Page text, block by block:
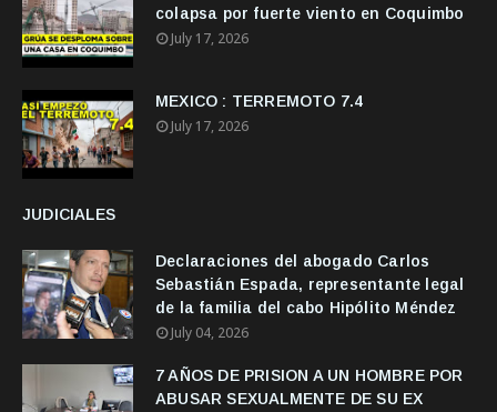
colapsa por fuerte viento en Coquimbo
July 17, 2026
MEXICO : TERREMOTO 7.4
July 17, 2026
JUDICIALES
Declaraciones del abogado Carlos
Sebastián Espada, representante legal
de la familia del cabo Hipólito Méndez
July 04, 2026
7 AÑOS DE PRISION A UN HOMBRE POR
ABUSAR SEXUALMENTE DE SU EX